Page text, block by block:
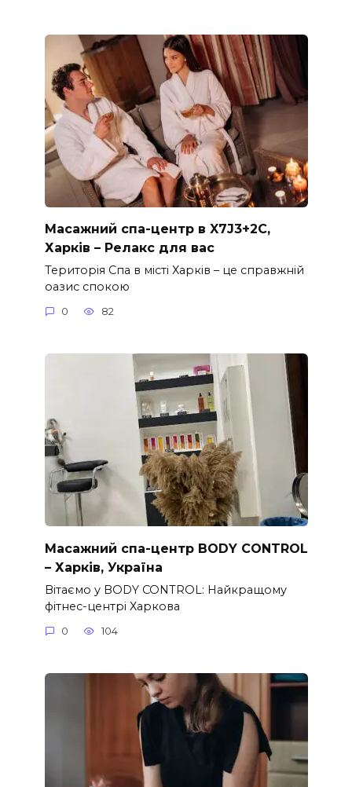
Масажний спа-центр в X7J3+2C,
Харків – Релакс для вас
Територія Спа в місті Харків – це справжній
оазис спокою
0 82
Масажний спа-центр BODY CONTROL
– Харків, Україна
Вітаємо у BODY CONTROL: Найкращому
фітнес-центрі Харкова
0 104